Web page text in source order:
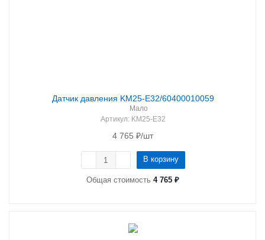
Датчик давления KM25-E32/60400010059
Мало
Артикул: KM25-E32
4 765 ₽/шт
В корзину
Общая стоимость 4 765 ₽